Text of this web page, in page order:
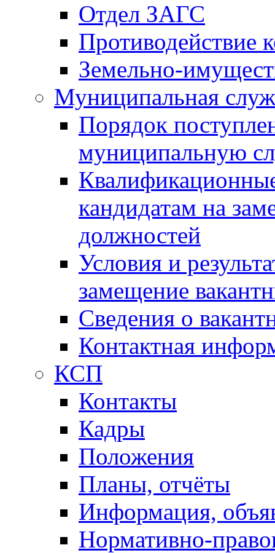
Отдел ЗАГС
Противодействие
Земельно-
Муниципальная
Порядок
муниципальную
кандидатам на
должностей
Условия и
замещение
Сведения о
Контактная
КСП
Контакты
Кадры
Положения
Планы, отчёты
Информация,
Нормативно-